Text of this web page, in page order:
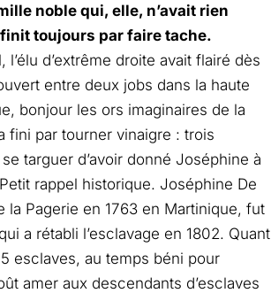
noble qui, elle, n’avait rien
toujours par faire tache.
d’extrême droite avait flairé dès
entre deux jobs dans la haute
bonjour les ors imaginaires de la
fini par tourner vinaigre : trois
targuer d’avoir donné Joséphine à
rappel historique. Joséphine De
Pagerie en 1763 en Martinique, fut
a rétabli l’esclavage en 1802. Quant
esclaves, au temps béni pour
amer aux descendants d’esclaves